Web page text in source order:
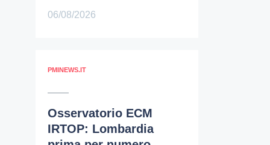
06/08/2026
PMINEWS.IT
Osservatorio ECM
IRTOP: Lombardia